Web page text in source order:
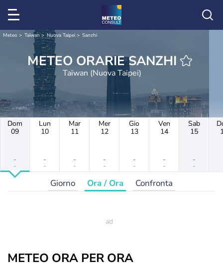
Meteo Taïwan Nuova Taipei Sanzhi
METEO ORARIE SANZHI
Taïwan (Nuova Taipei)
Dom
09
-
-
Lun
10
-
-
Mar
11
-
-
Mer
12
-
-
Gio
13
-
-
Ven
14
-
-
Sab
15
-
-
Giorno Ora / Ora Confronta
METEO ORA PER ORA